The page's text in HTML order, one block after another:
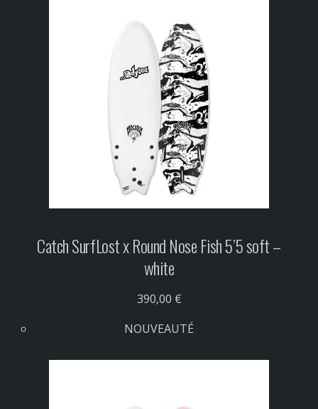
Catch SurfLost x Round Nose Fish 5’5 soft –
white
390,00 €
NOUVEAUTÉ